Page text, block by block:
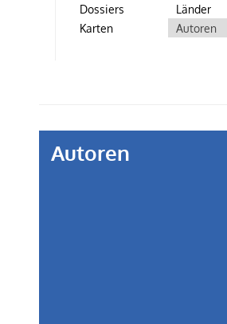
Dossiers
Karten
Länder
Autoren
Autoren